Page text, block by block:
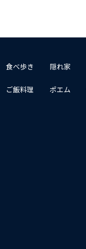
食べ歩き 隠れ家
ご飯料理 ポエム